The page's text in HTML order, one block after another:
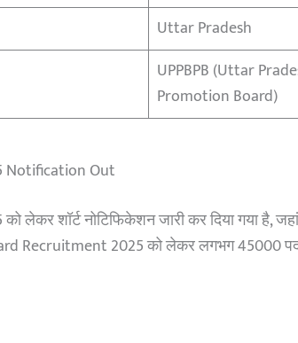
Uttar Pradesh
UPPBPB (Uttar
Promotion Board)
Notification Out
लेकर शॉर्ट नोटिफिकेशन जारी कर दिया गया है,
Recruitment 2025 को लेकर लगभग 45000